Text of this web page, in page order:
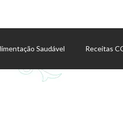
Saudável Receitas